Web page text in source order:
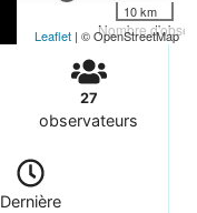
Nombre
10 km
Leaflet | © OpenStreetMap
27
observateurs
Dernière